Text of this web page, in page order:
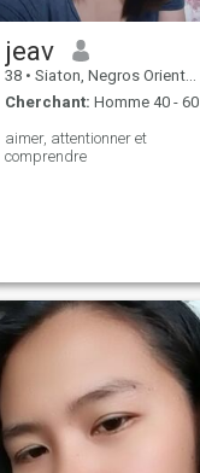
jeav
38 • Siaton, Negros Oriental, Philippines
Cherchant: Homme 40 - 60
aimer, attentionner et
comprendre